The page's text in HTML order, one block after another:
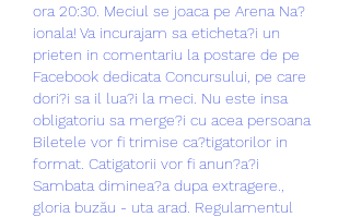
ora 20:30. Meciul se joaca pe Arena Na?
ionala! Va incurajam sa eticheta?i un
prieten in comentariu la postare de pe
Facebook dedicata Concursului, pe care
dori?i sa il lua?i la meci. Nu este insa
obligatoriu sa merge?i cu acea persoana
Biletele vor fi trimise ca?tigatorilor in
format. Catigatorii vor fi anun?a?i
Sambata diminea?a dupa extragere.,
gloria buzău - uta arad. Regulamentul